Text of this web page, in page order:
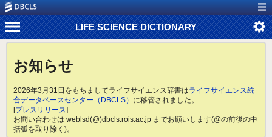
LIFE SCIENCE DICTIONARY
お知らせ
2026年3月31日をもちましてライフサイエンス辞書はライフサイエンス統
合データベースセンター（DBCLS） に移管されました。
[プレスリリース]
お問い合わせは weblsd(@)dbcls.rois.ac.jp までお願いします(@の前後の中
括弧を取り除く)。